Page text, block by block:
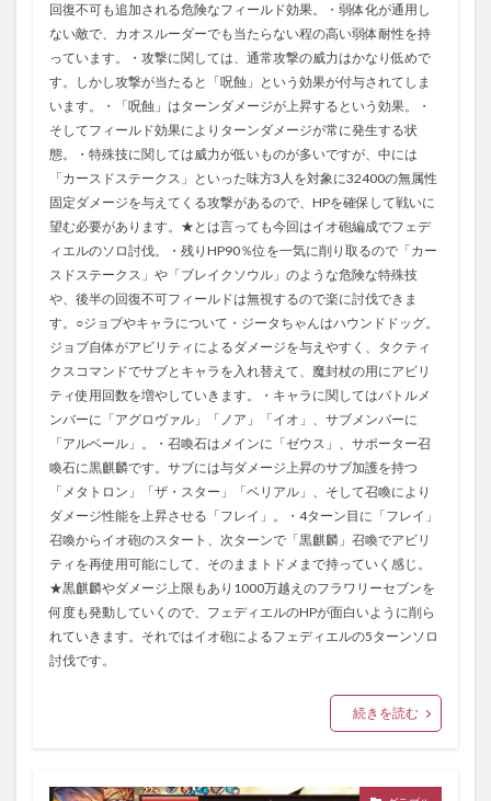
回復不可も追加される危険なフィールド効果。・弱体化が通用し
ない敵で、カオスルーダーでも当たらない程の高い弱体耐性を持
っています。・攻撃に関しては、通常攻撃の威力はかなり低めで
す。しかし攻撃が当たると「呪蝕」という効果が付与されてしま
います。・「呪蝕」はターンダメージが上昇するという効果。・
そしてフィールド効果によりターンダメージが常に発生する状
態。・特殊技に関しては威力が低いものが多いですが、中には
「カースドステークス」といった味方3人を対象に32400の無属性
固定ダメージを与えてくる攻撃があるので、HPを確保して戦いに
望む必要があります。★とは言っても今回はイオ砲編成でフェデ
ィエルのソロ討伐。・残りHP90％位を一気に削り取るので「カー
スドステークス」や「ブレイクソウル」のような危険な特殊技
や、後半の回復不可フィールドは無視するので楽に討伐できま
す。○ジョブやキャラについて・ジータちゃんはハウンドドッグ。
ジョブ自体がアビリティによるダメージを与えやすく、タクティ
クスコマンドでサブとキャラを入れ替えて、魔封杖の用にアビリ
ティ使用回数を増やしていきます。・キャラに関してはバトルメ
ンバーに「アグロヴァル」「ノア」「イオ」、サブメンバーに
「アルベール」。・召喚石はメインに「ゼウス」、サポーター召
喚石に黒麒麟です。サブには与ダメージ上昇のサブ加護を持つ
「メタトロン」「ザ・スター」「ベリアル」、そして召喚により
ダメージ性能を上昇させる「フレイ」。・4ターン目に「フレイ」
召喚からイオ砲のスタート、次ターンで「黒麒麟」召喚でアビリ
ティを再使用可能にして、そのままトドメまで持っていく感じ。
★黒麒麟やダメージ上限もあり1000万越えのフラワリーセブンを
何度も発動していくので、フェディエルのHPが面白いように削ら
れていきます。それではイオ砲によるフェディエルの5ターンソロ
討伐です。
続きを読む